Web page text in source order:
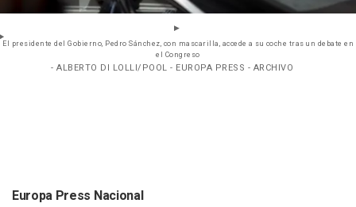
El presidente del Gobierno, Pedro Sánchez, con mascarilla, accede a su coche tras un debate en
el Congreso
- ALBERTO DI LOLLI/POOL - EUROPA PRESS - ARCHIVO
Europa Press Nacional